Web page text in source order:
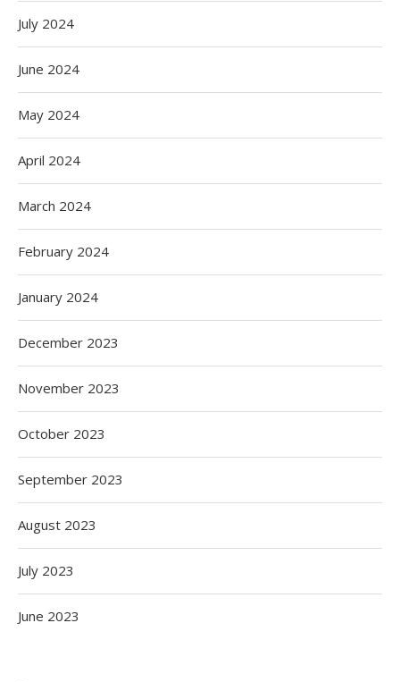
July 2024
June 2024
May 2024
April 2024
March 2024
February 2024
January 2024
December 2023
November 2023
October 2023
September 2023
August 2023
July 2023
June 2023